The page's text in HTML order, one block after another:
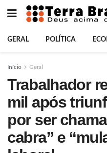
GERAL POLÍTICA
Início Geral
Trabalhador
mil após
por ser
cabra” e